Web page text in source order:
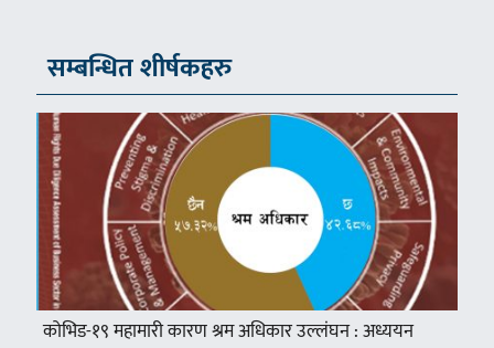
सम्बन्धित शीर्षकहरु
कोभिड-१९ महामारी कारण श्रम अधिकार उल्लंघन : अध्ययन